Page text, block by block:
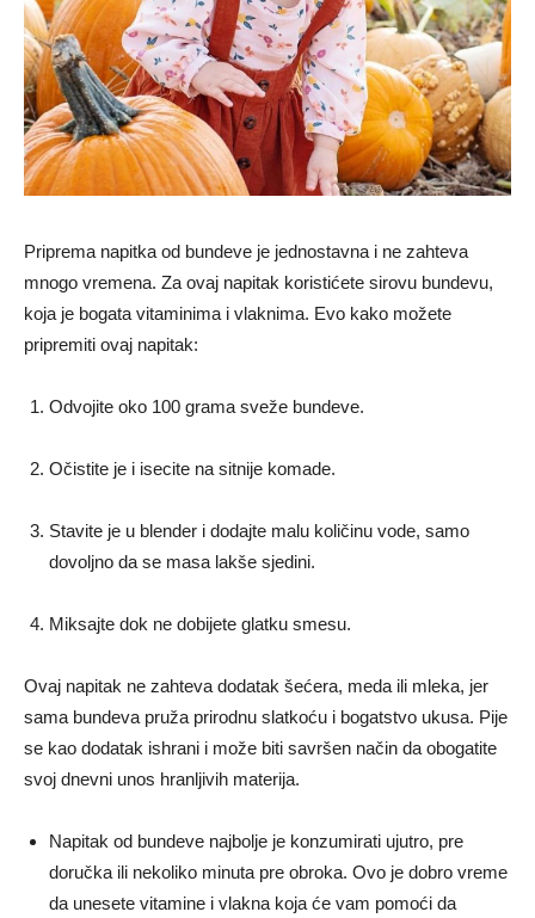
Priprema napitka od bundeve je jednostavna i ne zahteva
mnogo vremena. Za ovaj napitak koristićete sirovu bundevu,
koja je bogata vitaminima i vlaknima. Evo kako možete
pripremiti ovaj napitak:
Odvojite oko 100 grama sveže bundeve.
Očistite je i isecite na sitnije komade.
Stavite je u blender i dodajte malu količinu vode, samo
dovoljno da se masa lakše sjedini.
Miksajte dok ne dobijete glatku smesu.
Ovaj napitak ne zahteva dodatak šećera, meda ili mleka, jer
sama bundeva pruža prirodnu slatkoću i bogatstvo ukusa. Pije
se kao dodatak ishrani i može biti savršen način da obogatite
svoj dnevni unos hranljivih materija.
Napitak od bundeve najbolje je konzumirati ujutro, pre
doručka ili nekoliko minuta pre obroka. Ovo je dobro vreme
da unesete vitamine i vlakna koja će vam pomoći da